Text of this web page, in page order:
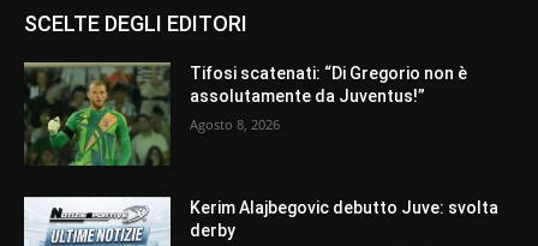
SCELTE DEGLI EDITORI
Tifosi scatenati: “Di Gregorio non è
assolutamente da Juventus!”
Agosto 8, 2026
Kerim Alajbegovic debutto Juve: svolta
derby